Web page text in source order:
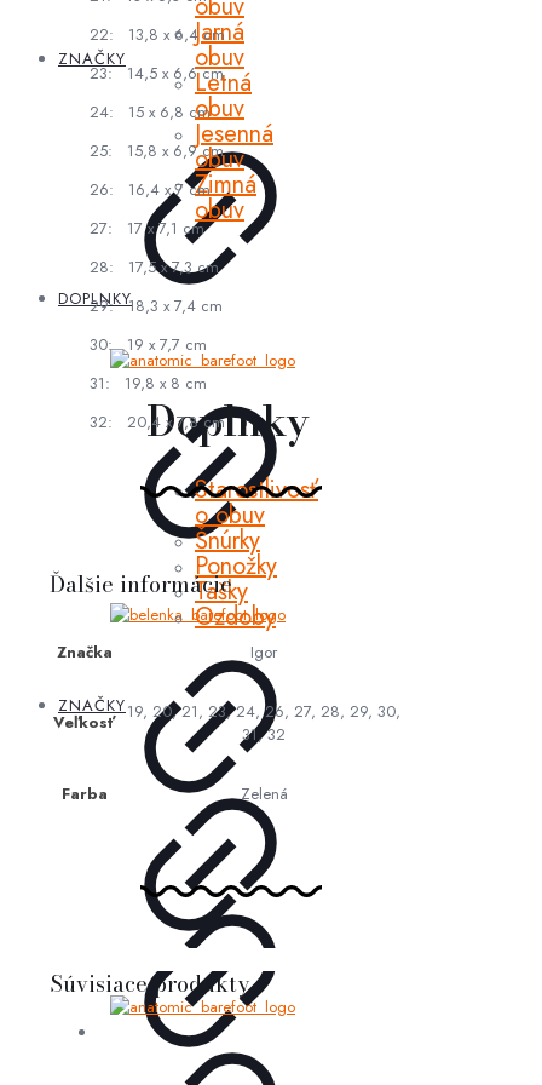
ZNAČKY
Jarná
obuv
Letná
obuv
Jesenná
obuv
Zimná
obuv
DOPLNKY
Doplnky
Starostlivosť
o obuv
Šnúrky
Ponožky
Tašky
Ozdoby
ZNAČKY
22: 13,8 x 6,4 cm
23: 14,5 x 6,6 cm
24: 15 x 6,8 cm
25: 15,8 x 6,9 cm
26: 16,4 x 7 cm
27: 17 x 7,1 cm
28: 17,5 x 7,3 cm
29: 18,3 x 7,4 cm
30: 19 x 7,7 cm
31: 19,8 x 8 cm
32: 20,4 x 7,8 cm
Ďalšie informácie
Značka Igor
Veľkosť 19, 20, 21, 23, 24, 26, 27, 28, 29, 30,
31, 32
Farba Zelená
Súvisiace produkty